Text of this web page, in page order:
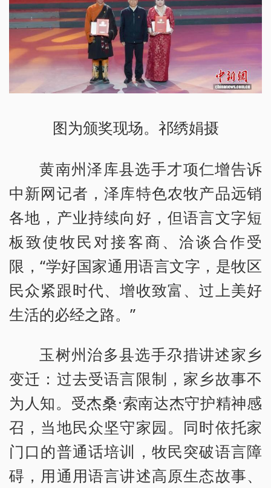
图为颁奖现场。祁绣娟摄
黄南州泽库县选手才项仁增告诉
中新网记者，泽库特色农牧产品远销
各地，产业持续向好，但语言文字短
板致使牧民对接客商、洽谈合作受
限，“学好国家通用语言文字，是牧区
民众紧跟时代、增收致富、过上美好
生活的必经之路。”
玉树州治多县选手尕措讲述家乡
变迁：过去受语言限制，家乡故事不
为人知。受杰桑·索南达杰守护精神感
召，当地民众坚守家园。同时依托家
门口的普通话培训，牧民突破语言障
碍，用通用语言讲述高原生态故事、